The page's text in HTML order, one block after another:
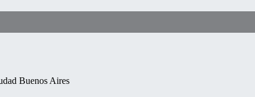
Buenos Aires